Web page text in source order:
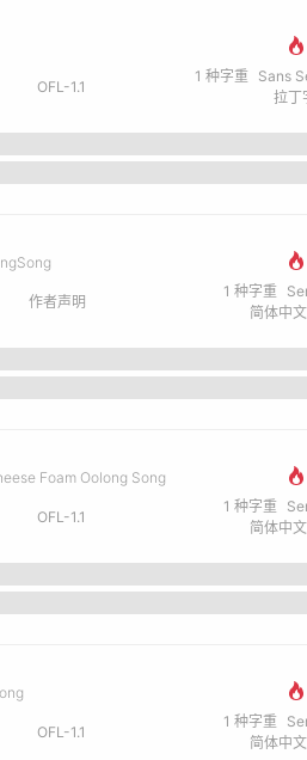
OFL-1.1
1 种字重
Sans Serif
拉丁
作者声明
1 种字重
Foam Oolong Song
OFL-1.1
1 种字重
OFL-1.1
1 种字重